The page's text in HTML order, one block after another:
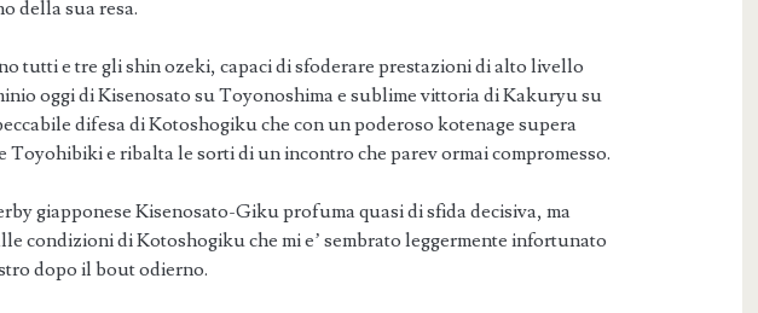
della sua resa.
tutti e tre gli shin ozeki, capaci di sfoderare prestazioni di alto livello
oggi di Kisenosato su Toyonoshima e sublime vittoria di Kakuryu su
difesa di Kotoshogiku che con un poderoso kotenage supera
Toyohibiki e ribalta le sorti di un incontro che parev ormai compromesso.
giapponese Kisenosato-Giku profuma quasi di sfida decisiva, ma
condizioni di Kotoshogiku che mi e’ sembrato leggermente infortunato
dopo il bout odierno.